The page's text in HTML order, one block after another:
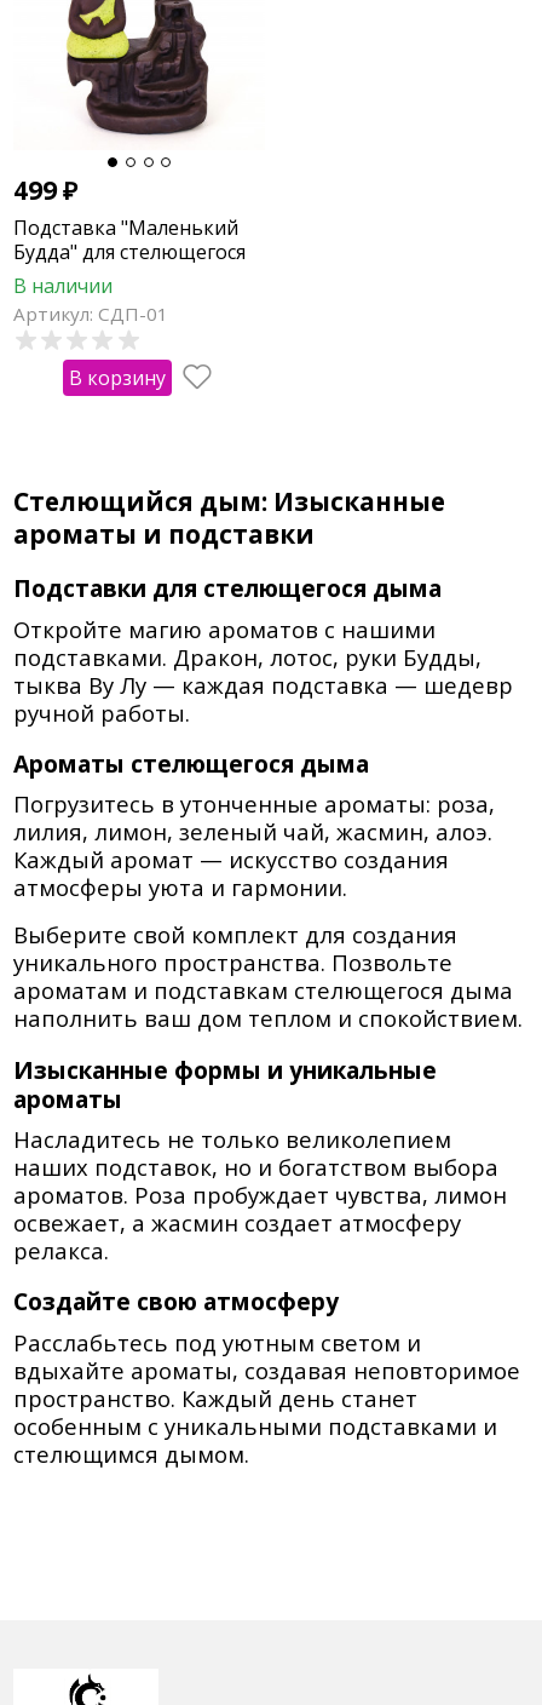
499₽
Подставка "Маленький
Будда" для стелющегося
дыма
В наличии
Артикул: СДП-01
В корзину
Стелющийся дым: Изысканные
ароматы и подставки
Подставки для стелющегося дыма
Откройте магию ароматов с нашими
подставками. Дракон, лотос, руки Будды,
тыква Ву Лу — каждая подставка — шедевр
ручной работы.
Ароматы стелющегося дыма
Погрузитесь в утонченные ароматы: роза,
лилия, лимон, зеленый чай, жасмин, алоэ.
Каждый аромат — искусство создания
атмосферы уюта и гармонии.
Выберите свой комплект для создания
уникального пространства. Позвольте
ароматам и подставкам стелющегося дыма
наполнить ваш дом теплом и спокойствием.
Изысканные формы и уникальные
ароматы
Насладитесь не только великолепием
наших подставок, но и богатством выбора
ароматов. Роза пробуждает чувства, лимон
освежает, а жасмин создает атмосферу
релакса.
Создайте свою атмосферу
Расслабьтесь под уютным светом и
вдыхайте ароматы, создавая неповторимое
пространство. Каждый день станет
особенным с уникальными подставками и
стелющимся дымом.